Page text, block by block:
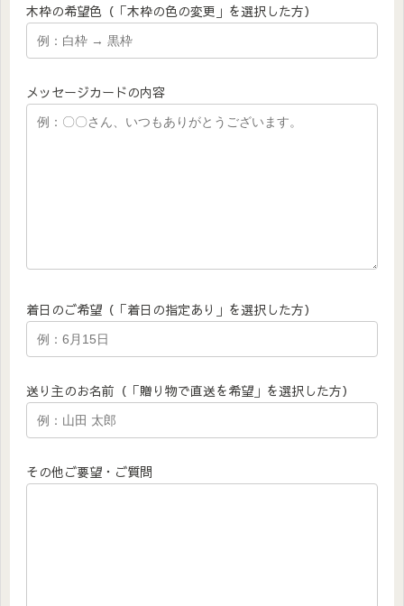
木枠の希望色（「木枠の色の変更」を選択した方）
メッセージカードの内容
着日のご希望（「着日の指定あり」を選択した方）
送り主のお名前（「贈り物で直送を希望」を選択した方）
その他ご要望・ご質問